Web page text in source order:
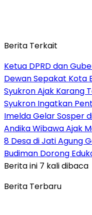
Berita Terkait
Ketua DPRD dan
Dewan Sepakat Kota
Syukron Ajak Karang
Syukron Ingatkan
Imelda Gelar Sosper
Andika Wibawa Ajak
8 Desa di Jati Agung
Budiman Dorong
Berita ini 7 kali dibaca
Berita Terbaru